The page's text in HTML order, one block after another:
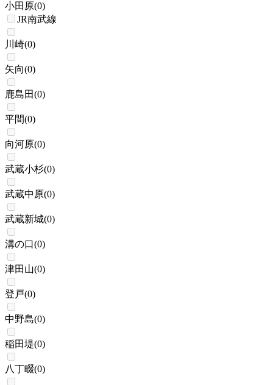
小田原(0)
JR南武線
川崎(0)
矢向(0)
鹿島田(0)
平間(0)
向河原(0)
武蔵小杉(0)
武蔵中原(0)
武蔵新城(0)
溝の口(0)
津田山(0)
登戸(0)
中野島(0)
稲田堤(0)
八丁畷(0)